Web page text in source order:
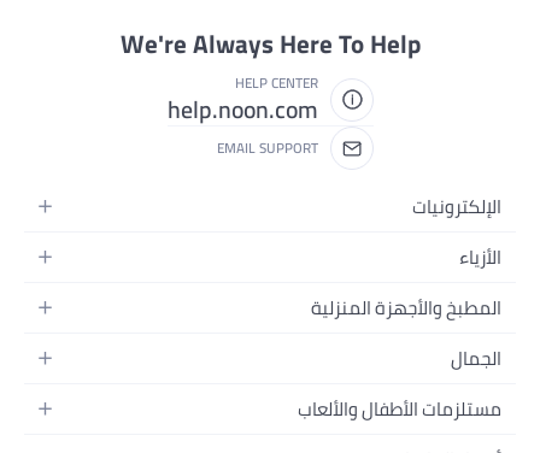
We're Always Here To Help
HELP CENTER
help.noon.com
EMAIL SUPPORT
الإلكترونيات
الجوالات
اللابتوبات
الأجهزة المنزلية
التلفزيونات
الأزياء
أزياء نسائية
أزياء البنات
أزياء الأولاد
المطبخ والأجهزة المنزلية
الحمام
المطبخ والسفرة
الجمال
العطور
مستلزمات الأطفال والألعاب